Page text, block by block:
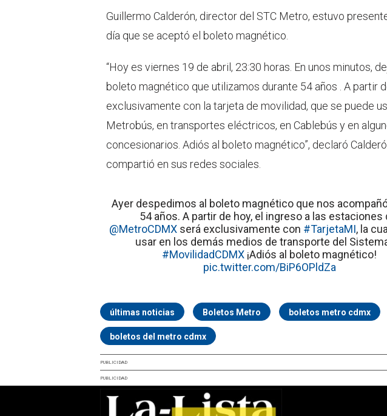
Guillermo Calderón, director del STC Metro, estuvo
día que se aceptó el boleto magnético.
“Hoy es viernes 19 de abril, 23:30 horas. En unos minutos,
boleto magnético que utilizamos durante 54 años . A partir
exclusivamente con la tarjeta de movilidad, que se puede
Metrobús, en transportes eléctricos, en Cablebús y en
concesionarios. Adiós al boleto magnético”, declaró
compartió en sus redes sociales.
Ayer despedimos al boleto magnético que nos
54 años. A partir de hoy, el ingreso a las estaciones
@MetroCDMX será exclusivamente con #TarjetaMI, la
usar en los demás medios de transporte del
#MovilidadCDMX ¡Adiós al boleto magnético!
pic.twitter.com/BiP6OPldZa
últimas noticias Boletos Metro boletos metro cdmx
boletos del metro cdmx
PUBLICIDAD
PUBLICIDAD